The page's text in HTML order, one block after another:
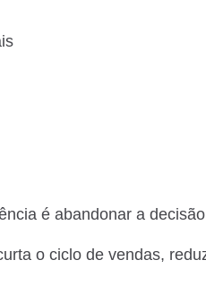
é abandonar a
o ciclo de vendas,